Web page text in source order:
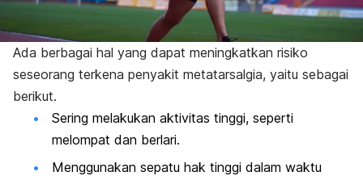
Ada berbagai hal yang dapat meningkatkan risiko
seseorang terkena penyakit metatarsalgia, yaitu sebagai
berikut.
Sering melakukan aktivitas tinggi, seperti
melompat dan berlari.
Menggunakan sepatu hak tinggi dalam waktu